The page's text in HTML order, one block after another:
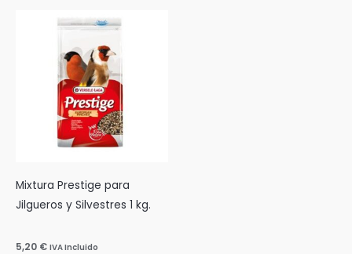
Mixtura Prestige para
Jilgueros y Silvestres 1 kg.
5,20 € IVA Incluido